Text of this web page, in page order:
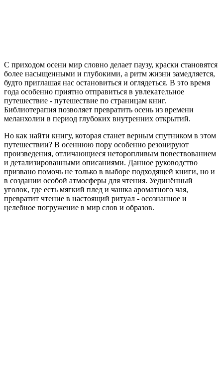
С приходом осени мир словно делает паузу, краски становятся
более насыщенными и глубокими, а ритм жизни замедляется,
будто приглашая нас остановиться и оглядеться. В это время
года особенно приятно отправиться в увлекательное
путешествие - путешествие по страницам книг.
Библиотерапия позволяет превратить осень из времени
меланхолии в период глубоких внутренних открытий.
Но как найти книгу, которая станет верным спутником в этом
путешествии? В осеннюю пору особенно резонируют
произведения, отличающиеся неторопливым повествованием
и детализированными описаниями. Данное руководство
призвано помочь не только в выборе подходящей книги, но и
в создании особой атмосферы для чтения. Уединённый
уголок, где есть мягкий плед и чашка ароматного чая,
превратит чтение в настоящий ритуал - осознанное и
целебное погружение в мир слов и образов.